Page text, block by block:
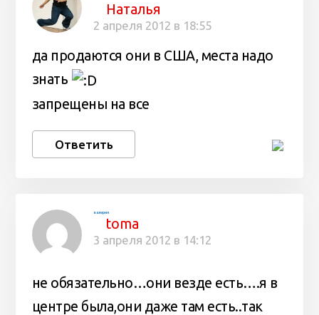
Наталья
2 апреля 2012 в 18:55
да продаются они в США, места надо
знать
запрещены на все
Ответить
валерия
toma
3 апреля 2012 в 14:12
не обязательно…они везде есть….я в
центре была,они даже там есть..так